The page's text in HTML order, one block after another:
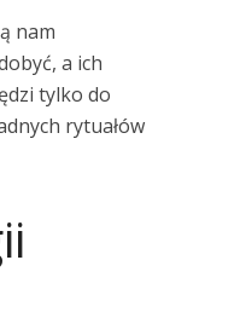
nam
a ich
tylko do
rytuałów